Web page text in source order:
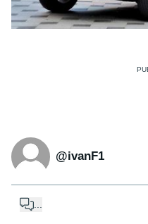
@ivanF1